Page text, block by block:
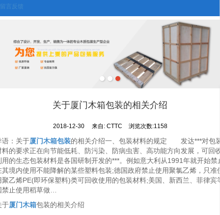
留言反馈
关于厦门木箱包装的相关介绍
2018-12-30 来自: CTTC 浏览次数:1158
语：关于厦门木箱包装的相关介绍一、包装材料的规定 发达***对包
料的要求正在向节能低耗、防污染、防病虫害、高功能方向发展，可回
用的生态包装材料是各国研制开发的***。例如意大利从1991年就开始禁
其境内使用不能降解的某些塑料包装;德国政府禁止使用聚氯乙烯，只准
聚乙烯PE(即环保塑料)类可回收使用的包装材料;美国、新西兰、菲律宾
禁止使用稻草做…
于厦门木箱包装的相关介绍